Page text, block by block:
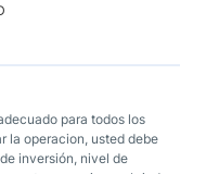
para todos los
la operacion, usted debe
inversión, nivel de